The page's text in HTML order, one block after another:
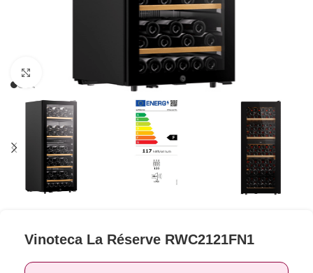
Vinoteca La Réserve RWC2121FN1